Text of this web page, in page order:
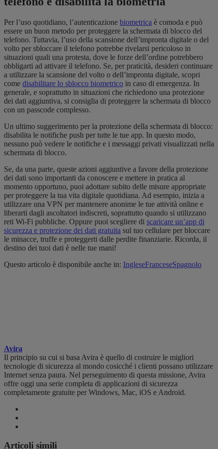
Per l’uso quotidiano, l’autenticazione biometrica è comoda e può
essere un buon metodo per proteggere la schermata di blocco del
telefono. Tuttavia, l’uso della scansione dell’impronta digitale o del
volto per sbloccare il telefono potrebbe rivelarsi pericoloso in
situazioni quali una protesta, dove le forze dell’ordine potrebbero
obbligarti ad attivare il telefono. Se, per praticità, desideri continuare
a utilizzare la scansione del volto o dell’impronta digitale, scopri
come disabilitare lo sblocco biometrico in caso di emergenza. In
generale, e soprattutto in situazioni che richiedono una protezione
dei dati aggiuntiva, si consiglia di proteggere la schermata di blocco
con un passcode complesso.
Un ultimo suggerimento per la protezione della schermata di blocco:
disabilita le notifiche push per tutte le tue app. In questo modo,
nessuno può vedere le notifiche e i messaggi privati visualizzati nella
schermata di blocco.
Se, da una parte, queste azioni aggiuntive a favore della protezione
dei dati sono importanti da conoscere e mettere in pratica al
momento opportuno, puoi adottare subito delle misure appropriate
per proteggere la tua vita digitale quotidiana. Ad esempio, inizia a
utilizzare una VPN per mantenere anonime le tue attività online e
liberarti dagli ascoltatori indiscreti, soprattutto quando si utilizzano
reti Wi-Fi pubbliche. Oppure puoi scegliere di scaricare un’app di
sicurezza e protezione dei dati gratuita sul tuo cellulare per bloccare
le minacce, truffe e proteggerti dalle perdite finanziarie. Ricorda, il
destino dei tuoi dati è nelle tue mani!
Questo articolo è disponibile anche in: IngleseFranceseSpagnolo
Avira
Il principio su cui si basa Avira è quello di costruire le migliori
tecnologie di sicurezza al mondo cosicché i clienti possano utilizzare
Internet senza paura. Nel perseguimento di questa missione, Avira
offre oggi una serie completa di applicazioni di sicurezza
completamente gratuite per Windows, Mac, iOS e Android.
Articoli simili